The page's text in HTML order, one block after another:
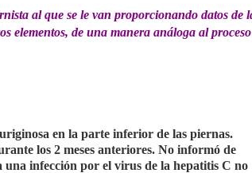
al que se le van proporcionando datos de
elementos, de una manera análoga al proceso
en la parte inferior de las piernas.
los 2 meses anteriores. No informó de
una infección por el virus de la hepatitis C no